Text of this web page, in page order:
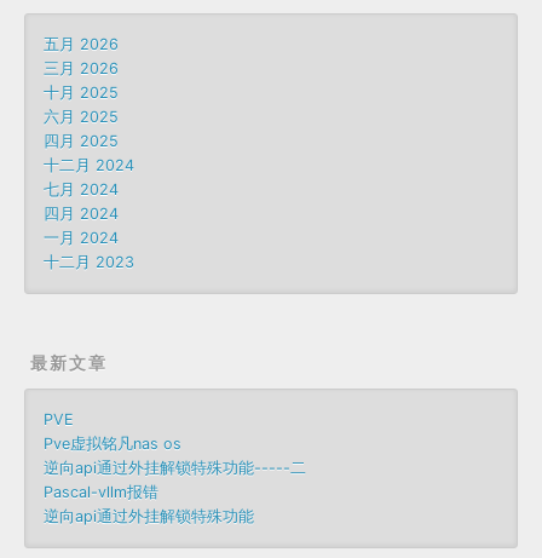
五月 2026
三月 2026
十月 2025
六月 2025
四月 2025
十二月 2024
七月 2024
四月 2024
一月 2024
十二月 2023
最新文章
PVE
Pve虚拟铭凡nas os
逆向api通过外挂解锁特殊功能-----二
Pascal-vllm报错
逆向api通过外挂解锁特殊功能